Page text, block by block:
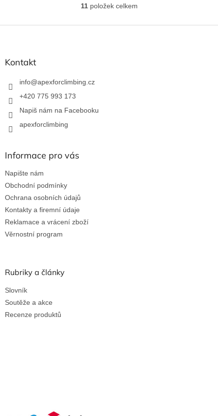
O
l
11položek celkem
Z
Kontakt
info@apexforclimbing.cz
+420 775 993 173
Napiš nám na Facebooku
apexforclimbing
Informace pro vás
Napište nám
Obchodní podmínky
Ochrana osobních údajů
Kontakty a firemní údaje
Reklamace a vrácení zboží
Věrnostní program
Rubriky a články
Slovník
Soutěže a akce
Recenze produktů